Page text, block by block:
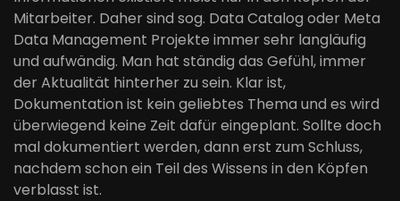
Mitarbeiter. Daher sind sog. Data Catalog oder Meta
Data Management Projekte immer sehr langläufig
und aufwändig. Man hat ständig das Gefühl, immer
der Aktualität hinterher zu sein. Klar ist,
Dokumentation ist kein geliebtes Thema und es wird
überwiegend keine Zeit dafür eingeplant. Sollte doch
mal dokumentiert werden, dann erst zum Schluss,
nachdem schon ein Teil des Wissens in den Köpfen
verblasst ist.